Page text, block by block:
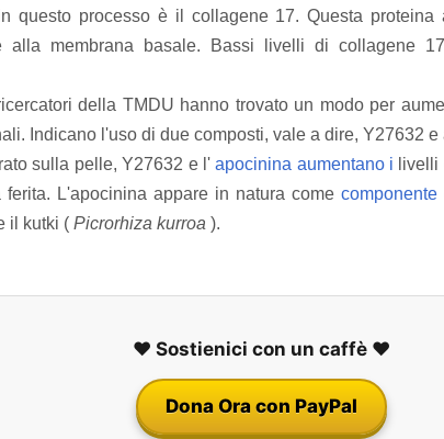
questo processo è il collagene 17. Questa
alla membrana basale.
Bassi livelli di collagene
della TMDU hanno trovato un modo per
Indicano l'uso di due composti, vale a dire, Y27632
sulla pelle, Y27632 e l'apocinina aumentano i
ferita. L'apocinina appare in natura come
il kutki ( Picrorhiza kurroa ).
❤️ Sostienici con un caffè ❤️
Dona Ora con PayPal